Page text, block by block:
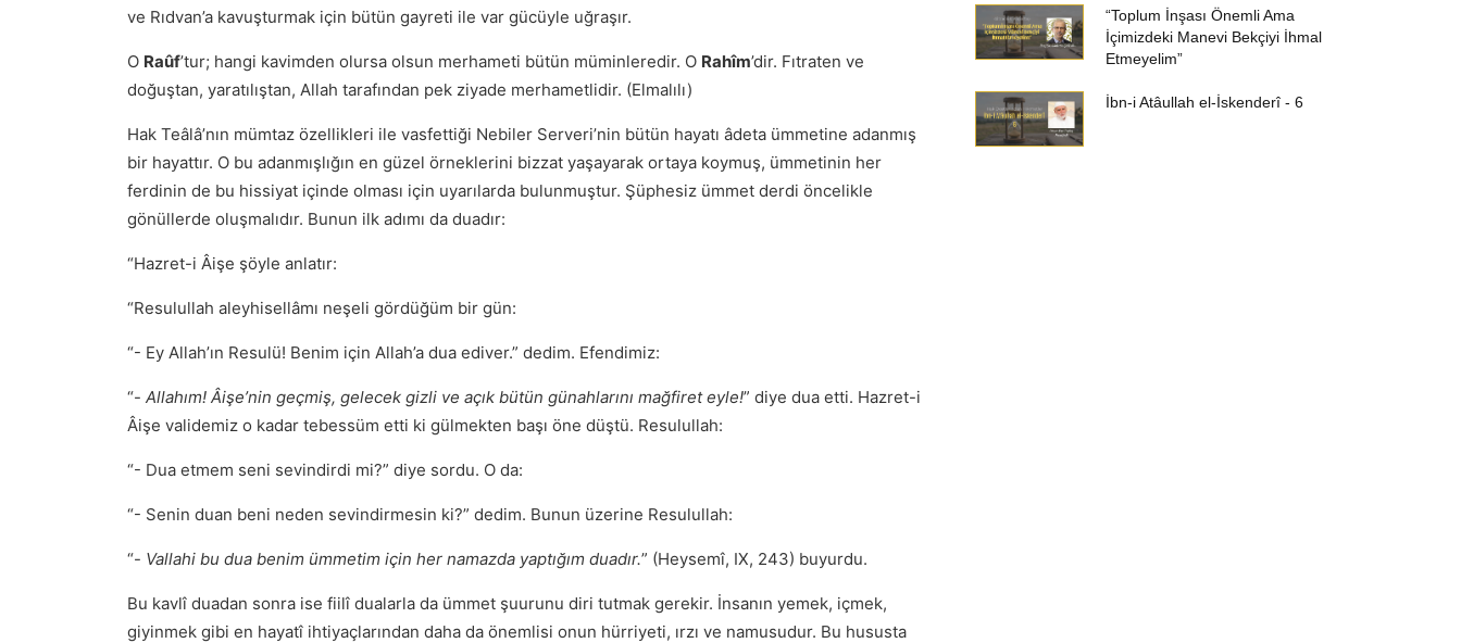
ve Rıdvan’a kavuşturmak için bütün gayreti ile var gücüyle uğraşır.
O Raûf’tur; hangi kavimden olursa olsun merhameti bütün müminleredir. O Rahîm’dir. Fıtraten ve
doğuştan, yaratılıştan, Allah tarafından pek ziyade merhametlidir. (Elmalılı)
Hak Teâlâ’nın mümtaz özellikleri ile vasfettiği Nebiler Serveri’nin bütün hayatı âdeta ümmetine adanmış
bir hayattır. O bu adanmışlığın en güzel örneklerini bizzat yaşayarak ortaya koymuş, ümmetinin her
ferdinin de bu hissiyat içinde olması için uyarılarda bulunmuştur. Şüphesiz ümmet derdi öncelikle
gönüllerde oluşmalıdır. Bunun ilk adımı da duadır:
“Hazret-i Âişe şöyle anlatır:
“Resulullah aleyhisellâmı neşeli gördüğüm bir gün:
“- Ey Allah’ın Resulü! Benim için Allah’a dua ediver.” dedim. Efendimiz:
“- Allahım! Âişe’nin geçmiş, gelecek gizli ve açık bütün günahlarını mağfiret eyle!” diye dua etti. Hazret-i
Âişe validemiz o kadar tebessüm etti ki gülmekten başı öne düştü. Resulullah:
“- Dua etmem seni sevindirdi mi?” diye sordu. O da:
“- Senin duan beni neden sevindirmesin ki?” dedim. Bunun üzerine Resulullah:
“- Vallahi bu dua benim ümmetim için her namazda yaptığım duadır.” (Heysemî, IX, 243) buyurdu.
Bu kavlî duadan sonra ise fiilî dualarla da ümmet şuurunu diri tutmak gerekir. İnsanın yemek, içmek,
giyinmek gibi en hayatî ihtiyaçlarından daha da önemlisi onun hürriyeti, ırzı ve namusudur. Bu hususta
“Toplum İnşası Önemli Ama
İçimizdeki Manevi Bekçiyi İhmal
Etmeyelim”
İbn-i Atâullah el-İskenderî - 6